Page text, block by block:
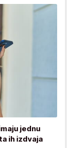
jednu
ih izdvaja